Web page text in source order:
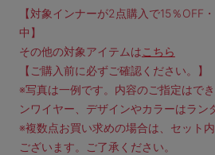
【対象インナーが2点購入で15％OFF
中】
その他の対象アイテムは こちら
【ご購入前に必ずご確認ください。】
※写真は一例です。内容のご指定はで
ンワイヤー、デザインやカラーはラン
※複数点お買い求めの場合は、セット
ございます。ご了承ください。